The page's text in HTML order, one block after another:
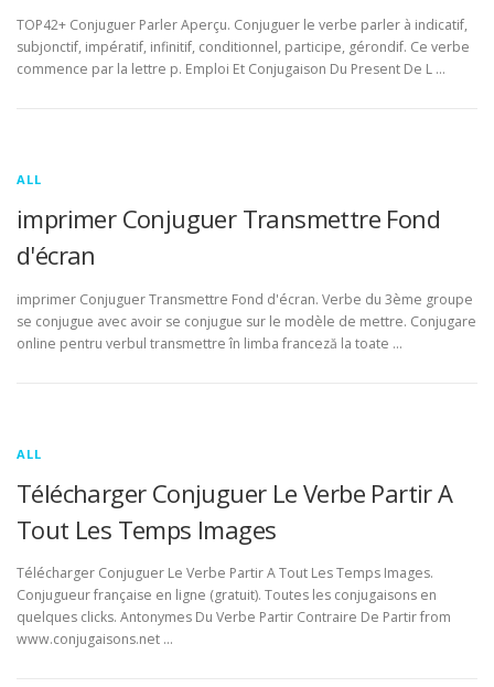
TOP42+ Conjuguer Parler Aperçu. Conjuguer le verbe parler à indicatif,
subjonctif, impératif, infinitif, conditionnel, participe, gérondif. Ce verbe
commence par la lettre p. Emploi Et Conjugaison Du Present De L …
ALL
imprimer Conjuguer Transmettre Fond
d'écran
imprimer Conjuguer Transmettre Fond d'écran. Verbe du 3ème groupe
se conjugue avec avoir se conjugue sur le modèle de mettre. Conjugare
online pentru verbul transmettre în limba franceză la toate …
ALL
Télécharger Conjuguer Le Verbe Partir A
Tout Les Temps Images
Télécharger Conjuguer Le Verbe Partir A Tout Les Temps Images.
Conjugueur française en ligne (gratuit). Toutes les conjugaisons en
quelques clicks. Antonymes Du Verbe Partir Contraire De Partir from
www.conjugaisons.net …